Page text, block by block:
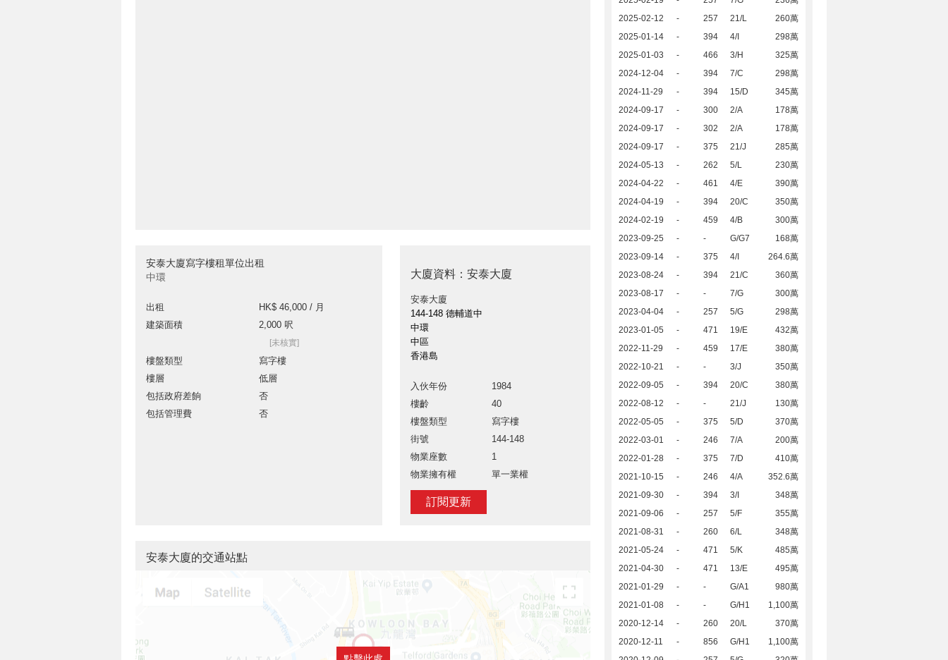
安泰大廈寫字樓租單位出租
中環
出租
HK$ 46,000 / 月
建築面積
2,000 呎
[未核實]
樓盤類型
寫字樓
樓層
低層
包括政府差餉
否
包括管理費
否
大廈資料：安泰大廈
安泰大廈
144-148 德輔道中
中環
中區
香港島
入伙年份
1984
樓齡
40
樓盤類型
寫字樓
街號
144-148
物業座數
1
物業擁有權
單一業權
訂閱更新
2025-02-12
- 257 21/L
260萬
2025-01-14
- 394 4/I
298萬
2025-01-03
- 466 3/H
325萬
2024-12-04
- 394 7/C
298萬
2024-11-29
- 394 15/D
345萬
2024-09-17
- 300 2/A
178萬
2024-09-17
- 302 2/A
178萬
2024-09-17
- 375 21/J
285萬
2024-05-13
- 262 5/L
230萬
2024-04-22
- 461 4/E
390萬
2024-04-19
- 394 20/C
350萬
2024-02-19
- 459 4/B
300萬
2023-09-25
- - G/G7
168萬
2023-09-14
- 375 4/I
264.6萬
2023-08-24
- 394 21/C
360萬
2023-08-17
- - 7/G
300萬
2023-04-04
- 257 5/G
298萬
2023-01-05
- 471 19/E
432萬
2022-11-29
- 459 17/E
380萬
2022-10-21
- - 3/J
350萬
2022-09-05
- 394 20/C
380萬
2022-08-12
- - 21/J
130萬
2022-05-05
- 375 5/D
370萬
2022-03-01
- 246 7/A
200萬
2022-01-28
- 375 7/D
410萬
2021-10-15
- 246 4/A
352.6萬
2021-09-30
- 394 3/I
348萬
2021-09-06
- 257 5/F
355萬
2021-08-31
- 260 6/L
348萬
2021-05-24
- 471 5/K
485萬
2021-04-30
- 471 13/E
495萬
2021-01-29
- - G/A1
980萬
2021-01-08
- - G/H1
1,100萬
2020-12-14
- 260 20/L
370萬
2020-12-11
- 856 G/H1
1,100萬
安泰大廈的交通站點